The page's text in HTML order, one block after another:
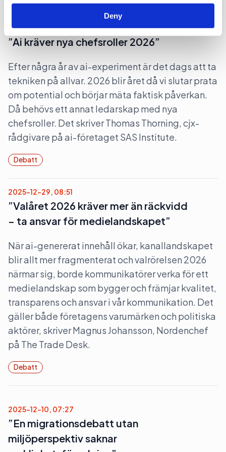
Deny
2025-12-30, 08:09
”Ai kräver nya chefsroller 2026”
Efter några år av ai-experiment är det dags att ta
tekniken på allvar. 2026 blir året då vi slutar prata
om potential och börjar mäta faktisk påverkan.
Då behövs ett annat ledarskap med nya
chefsroller. Det skriver Thomas Thorning, cjx-
rådgivare på ai-företaget SAS Institute.
Debatt
2025-12-29, 08:51
”Valåret 2026 kräver mer än räckvidd
– ta ansvar för medielandskapet”
När ai-genererat innehåll ökar, kanallandskapet
blir allt mer fragmenterat och valrörelsen 2026
närmar sig, borde kommunikatörer verka för ett
medielandskap som bygger och främjar kvalitet,
transparens och ansvar i vår kommunikation. Det
gäller både företagens varumärken och politiska
aktörer, skriver Magnus Johansson, Nordenchef
på The Trade Desk.
Debatt
2025-12-10, 07:27
”En migrationsdebatt utan
miljöperspektiv saknar